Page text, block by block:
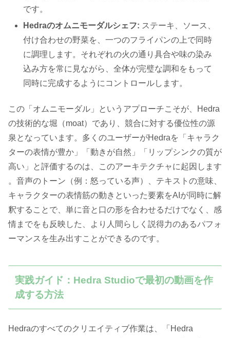
です。
Hedraのオムニモーダルシェフ: ステーキ、ソース、
付け合わせの野菜を、一つのフライパンの上で同時
に調理します。それぞれの火の通り具合や味の染み
込み方を常に見ながら、全体が完璧な調和をもって
同時に完成するようにコントロールします。
この「オムニモーダル」というアプローチこそが、Hedra
の技術的な堀（moat）であり、競合に対する優位性の源
泉となっています。多くのユーザーがHedraを「キャラク
ターの表情が豊か」「動きが自然」「リップシンクの質が
高い」と評価するのは、このアーキテクチャに起因します
。音声のトーン（例：怒っている声）、テキストの意味、
キャラクターの表情筋の動きといった要素をAIが同時に解
釈することで、単に音と口の形を合わせるだけでなく、感
情までをも反映した、より人間らしく説得力のあるパフォ
ーマンスを生み出すことができるのです。
実践ガイド：Hedra Studioで最初の動画を作
成する方法
Hedraのすべてのクリエイティブ作業は、「Hedra